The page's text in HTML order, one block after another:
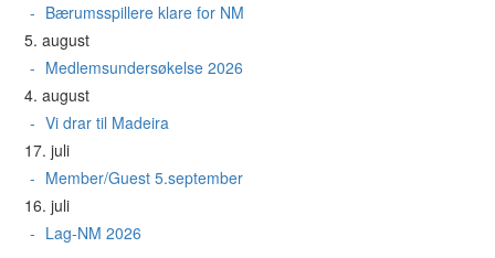
Bærumsspillere klare for NM
5. august
Medlemsundersøkelse 2026
4. august
Vi drar til Madeira
17. juli
Member/Guest 5.september
16. juli
Lag-NM 2026